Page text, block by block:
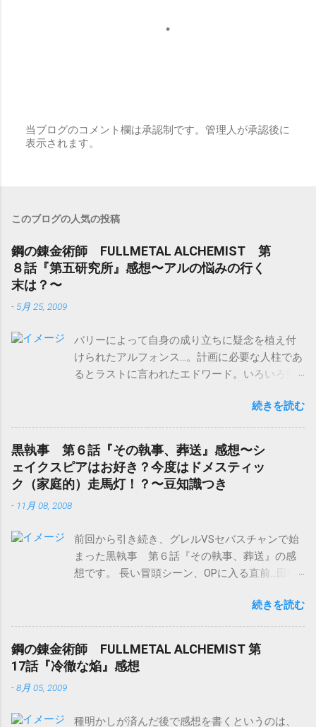
コ
稿
当ブログのコメント欄は承認制です。管理人が承認後に
表示されます。
このブログの人気の投稿
鋼の錬金術師 FULLMETAL ALCHEMIST 第
８話『第五研究所』感想〜アルの悩みの行く
末は？〜
- 5月 25, 2009
バリーによって自身の成り立ちに疑念を植え付
けられたアルフォンス…。計画に必要な人柱であ
るとラストに言われたエドワード。いろいろ気
FULLMETAL ALCHEMIST 第８話『第五研究
所』感想です。 鋼の錬金術師 FULLMETAL
ALCHEMIST 2 [Blu-ray] 販売元：アニプレックス
発売日：2009/09/30 Amazon.co.jpで詳細を確認
する 第五研究所に潜入したエドとアル。 屋内に
忍び込んだエドは、賢者の石の錬成陣を発見。
人のスライサーが現れ、戦闘になる。スライサ
ーも鎧に魂を定着された者だった。 スライサー
は、元殺人鬼という割には、以外と義理がたい
体でそれぞれ二人で一組…って、 頭だけの方が
分が悪いような気がするのは気のせい？ エドは
危機一髪の所、スカーの錬成を途中で止めて分
解する技をとっさに思い出して、一発で決め
続きを読む
黒執事 第６話『その執事、葬送』感想〜シ
ェイクスピアはお好き？今度はドメスティッ
ク（家庭的）走馬灯！？〜豆知識つき
- 11月 08, 2008
前回から引き続き、グレルVSセバスチャンで始
まった黒執事 第６話『その執事、葬送』の感
想です。 長い冒頭シーン、OPに入る直前…田中
（原作読んでるから、分かってはいたのです
が…） この存在感(≧∇≦)！ 一声主（ひとこえぬ
し）と呼ばせていただきます。 グレルとセバス
チャンによりたっぷりと、W.シェイクスピアの
『ロミオとジュリエット』（主に第２幕第２
続きを読む
鋼の錬金術師 FULLMETAL ALCHEMIST 第
17話『冷徹な焔』感想
-8月 05, 2009
種明かしが済んだ後で感想を書くというのは、